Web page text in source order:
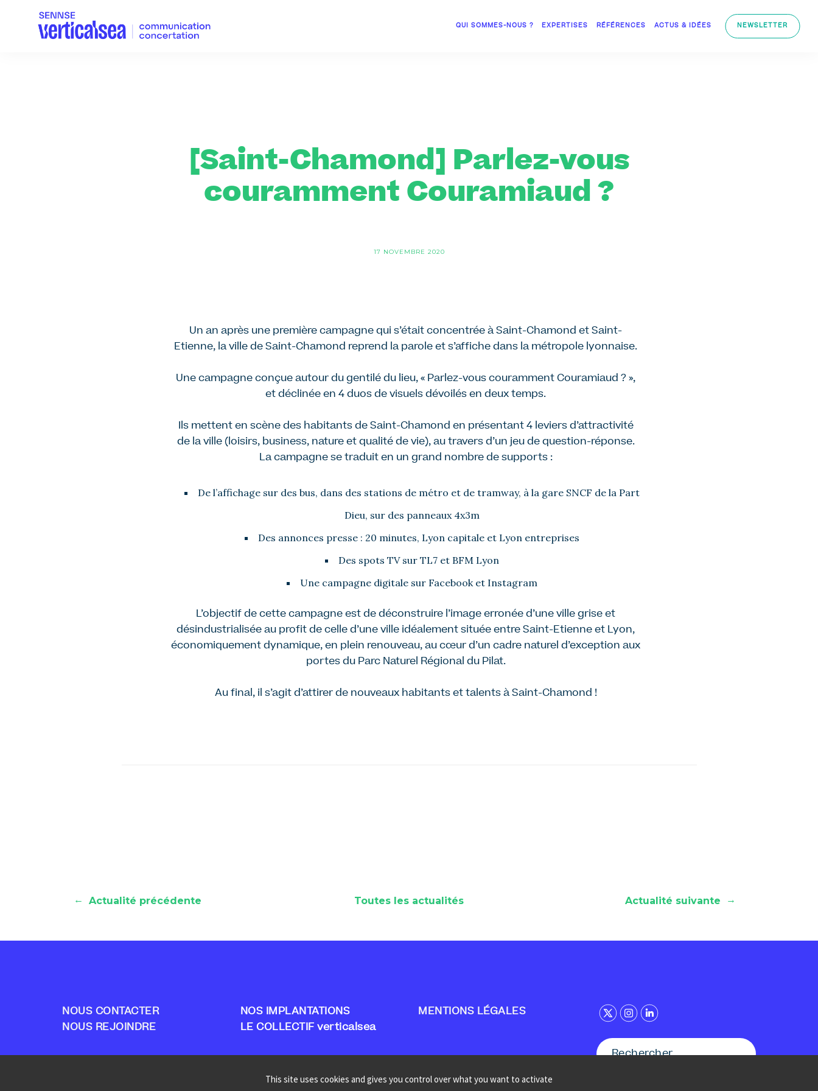
QUI SOMMES-NOUS ? EXPERTISES RÉFÉRENCES ACTUS & IDÉES NEWSLETTER
[Saint-Chamond] Parlez-vous
couramment Couramiaud ?
17 NOVEMBRE 2020
Un an après une première campagne qui s’était concentrée à Saint-Chamond et Saint-
Etienne, la ville de Saint-Chamond reprend la parole et s’affiche dans la métropole lyonnaise.
Une campagne conçue autour du gentilé du lieu, « Parlez-vous couramment Couramiaud ? »,
et déclinée en 4 duos de visuels dévoilés en deux temps.
Ils mettent en scène des habitants de Saint-Chamond en présentant 4 leviers d’attractivité
de la ville (loisirs, business, nature et qualité de vie), au travers d’un jeu de question-réponse.
La campagne se traduit en un grand nombre de supports :
De l’affichage sur des bus, dans des stations de métro et de tramway, à la gare SNCF de la Part
Dieu, sur des panneaux 4x3m
Des annonces presse : 20 minutes, Lyon capitale et Lyon entreprises
Des spots TV sur TL7 et BFM Lyon
Une campagne digitale sur Facebook et Instagram
L’objectif de cette campagne est de déconstruire l’image erronée d’une ville grise et
désindustrialisée au profit de celle d’une ville idéalement située entre Saint-Etienne et Lyon,
économiquement dynamique, en plein renouveau, au cœur d’un cadre naturel d’exception aux
portes du Parc Naturel Régional du Pilat.
Au final, il s’agit d’attirer de nouveaux habitants et talents à Saint-Chamond !
← Actualité précédente Toutes les actualités Actualité suivante →
NOUS CONTACTER
NOUS REJOINDRE
NOS IMPLANTATIONS
LE COLLECTIF verticalsea
MENTIONS LÉGALES
This site uses cookies and gives you control over what you want to activate